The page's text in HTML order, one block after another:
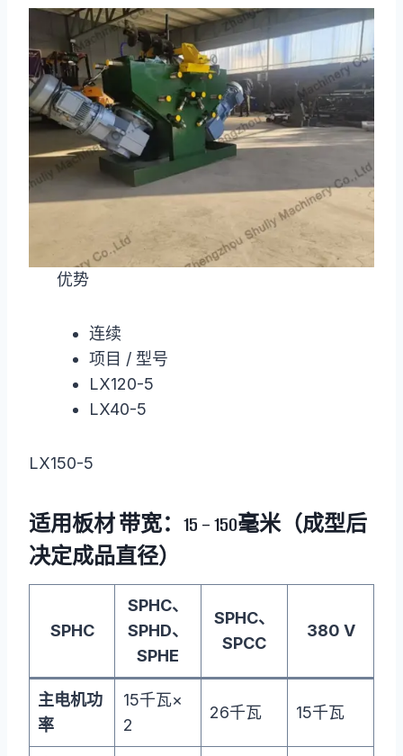
优势
连续
项目 / 型号
LX120-5
LX40-5
LX150-5
适用板材带宽：15 – 150毫米（成型后
决定成品直径）
SPHC
SPHC、
SPHD、
SPHE
SPHC、
SPCC
380 V
主电机功
率
15千瓦×
2
26千瓦 15千瓦